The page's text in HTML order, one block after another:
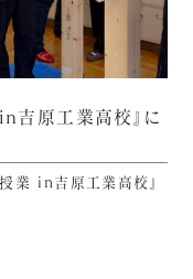
吉原工業高校』に
業 in吉原工業高校』